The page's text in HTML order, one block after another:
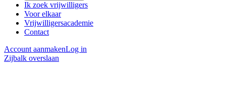
Ik zoek vrijwilligers
Voor elkaar
Vrijwilligersacademie
Contact
Account aanmakenLog in
Zijbalk overslaan